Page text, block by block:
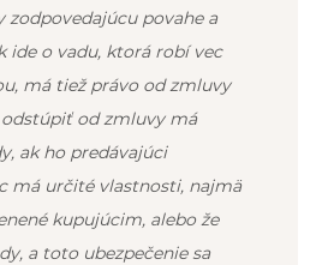
zodpovedajúcu povahe a
ide o vadu, ktorá robí vec
má tiež právo od zmluvy
od zmluvy má
ak ho predávajúci
má určité vlastnosti, najmä
kupujúcim, alebo že
a toto ubezpečenie sa